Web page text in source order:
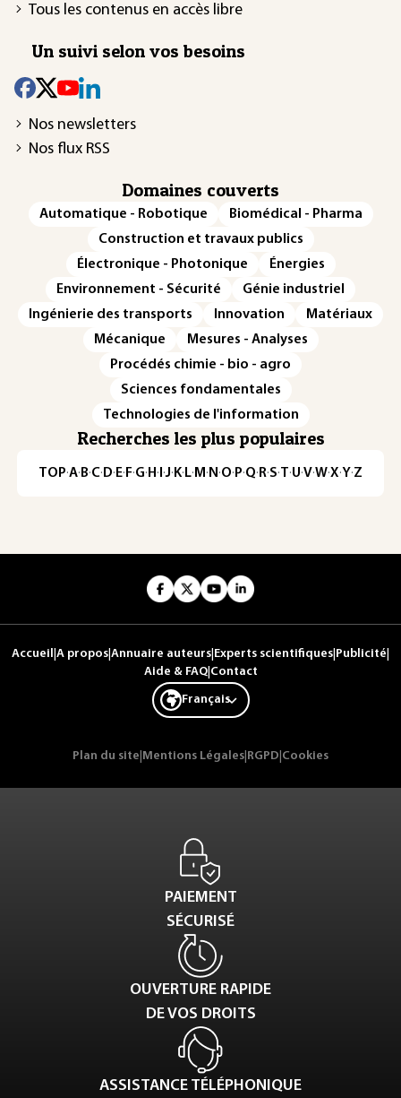
Tous les contenus en accès libre
Un suivi selon vos besoins
Nos newsletters
Nos flux RSS
Domaines couverts
Automatique - Robotique
Biomédical - Pharma
Construction et travaux publics
Électronique - Photonique
Énergies
Environnement - Sécurité
Génie industriel
Ingénierie des transports
Innovation
Matériaux
Mécanique
Mesures - Analyses
Procédés chimie - bio - agro
Sciences fondamentales
Technologies de l'information
Recherches les plus populaires
TOP·A·B·C· D· E· F·G· H · ·J· K· L· M · N ·O· P·Q· R·S·T·U·V·W·X·Y·Z
Accueil A propos Annuaire auteurs Experts scientifiques Publicité
Aide & FAQ| Contact
Français
Plan du site Mentions Légales RGPD Cookies
PAIEMENT
SÉCURISÉ
OUVERTURE RAPIDE
DE VOS DROITS
ASSISTANCE TÉLÉPHONIQUE